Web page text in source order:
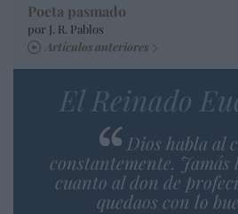
Poeta pasmado
por J. R. Pablos
Artículos anteriores
El Reinado
Dios habla al
constantemente. Jamás
cuanto al don de
quedaos con lo